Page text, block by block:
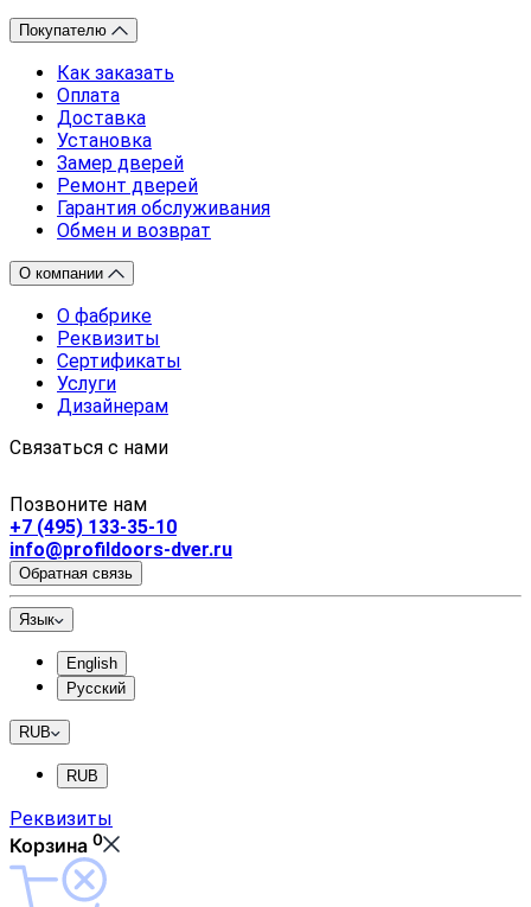
Покупателю
Как заказать
Оплата
Доставка
Установка
Замер дверей
Ремонт дверей
Гарантия обслуживания
Обмен и возврат
О компании
О фабрике
Реквизиты
Сертификаты
Услуги
Дизайнерам
Связаться с нами
Позвоните нам
+7 (495) 133-35-10
info@profildoors-dver.ru
Обратная связь
Язык
English
Русский
RUB
RUB
Реквизиты
Корзина 0